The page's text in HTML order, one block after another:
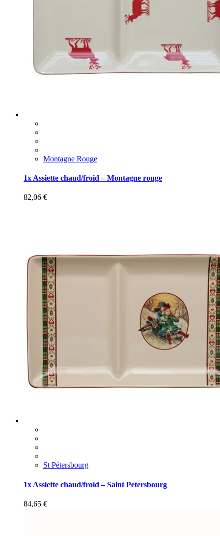
Montagne Rouge
1x Assiette chaud/froid – Montagne rouge
82,06 €
St Pétersbourg
1x Assiette chaud/froid – Saint Petersbourg
84,65 €